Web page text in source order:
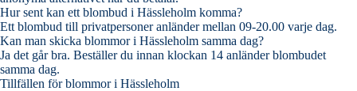
Hur sent kan ett blombud i Hässleholm komma?
Ett blombud till privatpersoner anländer mellan 09-20.00 varje dag.
Kan man skicka blommor i Hässleholm samma dag?
Ja det går bra. Beställer du innan klockan 14 anländer blombudet
samma dag.
Tillfällen för blommor i Hässleholm